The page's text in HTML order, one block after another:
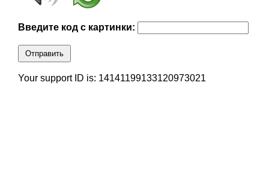
Введите код с картинки:
Отправить
Your support ID is: 14141199133120973021